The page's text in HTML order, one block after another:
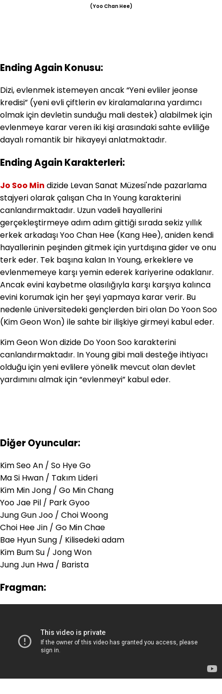
(Yoo Chan Hee)
Ending Again Konusu:
Dizi, evlenmek istemeyen ancak “Yeni evliler jeonse
kredisi” (yeni evli çiftlerin ev kiralamalarına yardımcı
olmak için devletin sunduğu mali destek) alabilmek için
evlenmeye karar veren iki kişi arasındaki sahte evliliğe
dayalı romantik bir hikayeyi anlatmaktadır.
Ending Again Karakterleri:
Jo Soo Min dizide Levan Sanat Müzesi'nde pazarlama
stajyeri olarak çalışan Cha In Young karakterini
canlandırmaktadır. Uzun vadeli hayallerini
gerçekleştirmeye adım adım gittiği sırada sekiz yıllık
erkek arkadaşı Yoo Chan Hee (Kang Hee), aniden kendi
hayallerinin peşinden gitmek için yurtdışına gider ve onu
terk eder. Tek başına kalan In Young, erkeklere ve
evlenmemeye karşı yemin ederek kariyerine odaklanır.
Ancak evini kaybetme olasılığıyla karşı karşıya kalınca
evini korumak için her şeyi yapmaya karar verir. Bu
nedenle üniversitedeki gençlerden biri olan Do Yoon Soo
(Kim Geon Won) ile sahte bir ilişkiye girmeyi kabul eder.
Kim Geon Won dizide Do Yoon Soo karakterini
canlandırmaktadır. In Young gibi mali desteğe ihtiyacı
olduğu için yeni evlilere yönelik mevcut olan devlet
yardımını almak için “evlenmeyi” kabul eder.
Diğer Oyuncular:
Kim Seo An / So Hye Go
Ma Si Hwan / Takım Lideri
Kim Min Jong / Go Min Chang
Yoo Jae Pil / Park Gyoo
Jung Gun Joo / Choi Woong
Choi Hee Jin / Go Min Chae
Bae Hyun Sung / Kilisedeki adam
Kim Bum Su / Jong Won
Jung Jun Hwa / Barista
Fragman: